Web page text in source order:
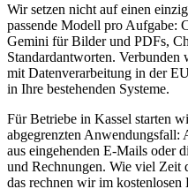
Wir setzen nicht auf einen
passende Modell pro Aufgabe:
Gemini für Bilder und PDFs,
Standardantworten.
mit Datenverarbeitung in der
in Ihre bestehenden Systeme.
Für Betriebe in Kassel starten
abgegrenzten
aus eingehenden E-Mails oder
und Rechnungen. Wie viel
das rechnen wir im